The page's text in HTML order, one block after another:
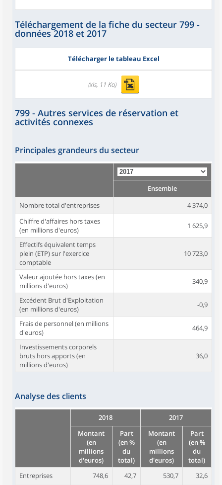
Téléchargement de la fiche du secteur 799 -
données 2018 et 2017
Télécharger le tableau Excel
(xls, 11 Ko)
799 - Autres services de réservation et
activités connexes
Principales grandeurs du secteur
Ensemble
Nombre total d'entreprises
4 374,0
Chiffre d'affaires hors taxes
(en millions d'euros)
1 625,9
Effectifs équivalent temps
plein (ETP) sur l'exercice
comptable
10 723,0
Valeur ajoutée hors taxes (en
millions d'euros)
340,9
Excédent Brut d'Exploitation
(en millions d'euros)
-0,9
Frais de personnel (en millions
d'euros)
464,9
Investissements corporels
bruts hors apports (en
millions d'euros)
36,0
Analyse des clients
2018
2017
Montant
(en
millions
d'euros)
Part
(en %
du
total)
Montant
(en
millions
d'euros)
Part
(en %
du
total)
Entreprises
748,6 42,7 530,7 32,6